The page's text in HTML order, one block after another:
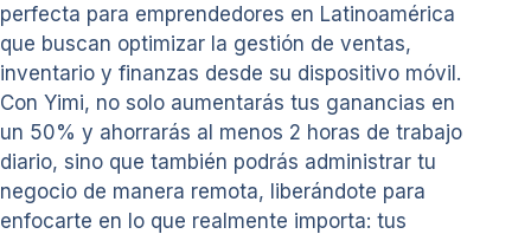
perfecta para emprendedores en Latinoamérica
que buscan optimizar la gestión de ventas,
inventario y finanzas desde su dispositivo móvil.
Con Yimi, no solo aumentarás tus ganancias en
un 50% y ahorrarás al menos 2 horas de trabajo
diario, sino que también podrás administrar tu
negocio de manera remota, liberándote para
enfocarte en lo que realmente importa: tus